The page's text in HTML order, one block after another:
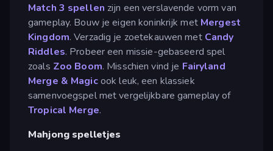
Match 3 spellen zijn een verslavende vorm van
gameplay. Bouw je eigen koninkrijk met Mergest
Kingdom. Verzadig je zoetekauwen met Candy
Riddles. Probeer een missie-gebaseerd spel
zoals Zoo Boom. Misschien vind je Fairyland
Merge & Magicook leuk, een klassiek
samenvoegspel met vergelijkbare gameplay of
Tropical Merge.
Mahjong spelletjes